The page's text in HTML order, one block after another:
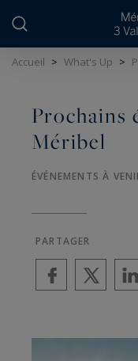
Accueil > What's Up >
Prochains
Méribel
ÉVÉNEMENTS À
PARTAGER